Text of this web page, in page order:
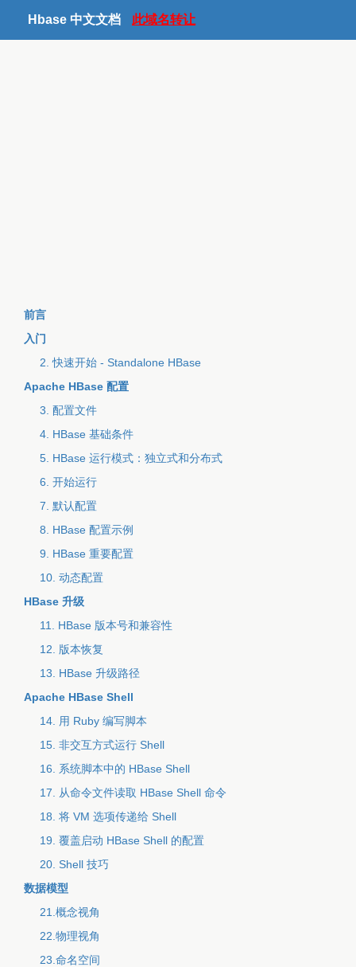
Hbase 中文文档 此域名转让
前言
入门
2. 快速开始 - Standalone HBase
Apache HBase 配置
3. 配置文件
4. HBase 基础条件
5. HBase 运行模式：独立式和分布式
6. 开始运行
7. 默认配置
8. HBase 配置示例
9. HBase 重要配置
10. 动态配置
HBase 升级
11. HBase 版本号和兼容性
12. 版本恢复
13. HBase 升级路径
Apache HBase Shell
14. 用 Ruby 编写脚本
15. 非交互方式运行 Shell
16. 系统脚本中的 HBase Shell
17. 从命令文件读取 HBase Shell 命令
18. 将 VM 选项传递给 Shell
19. 覆盖启动 HBase Shell 的配置
20. Shell 技巧
数据模型
21.概念视角
22.物理视角
23.命名空间